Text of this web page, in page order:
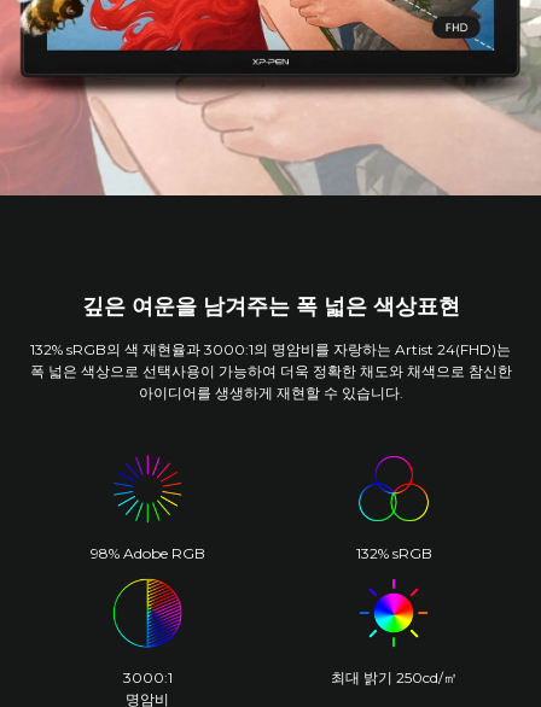
깊은 여운을 남겨주는 폭 넓은 색상표현
132% sRGB의 색 재현율과 3000:1의 명암비를 자랑하는 Artist 24(FHD)는
폭 넓은 색상으로 선택사용이 가능하여 더욱 정확한 채도와 채색으로 참신한
아이디어를 생생하게 재현할 수 있습니다.
98% Adobe RGB 132% sRGB
3000:1
명암비
최대 밝기 250cd/㎡